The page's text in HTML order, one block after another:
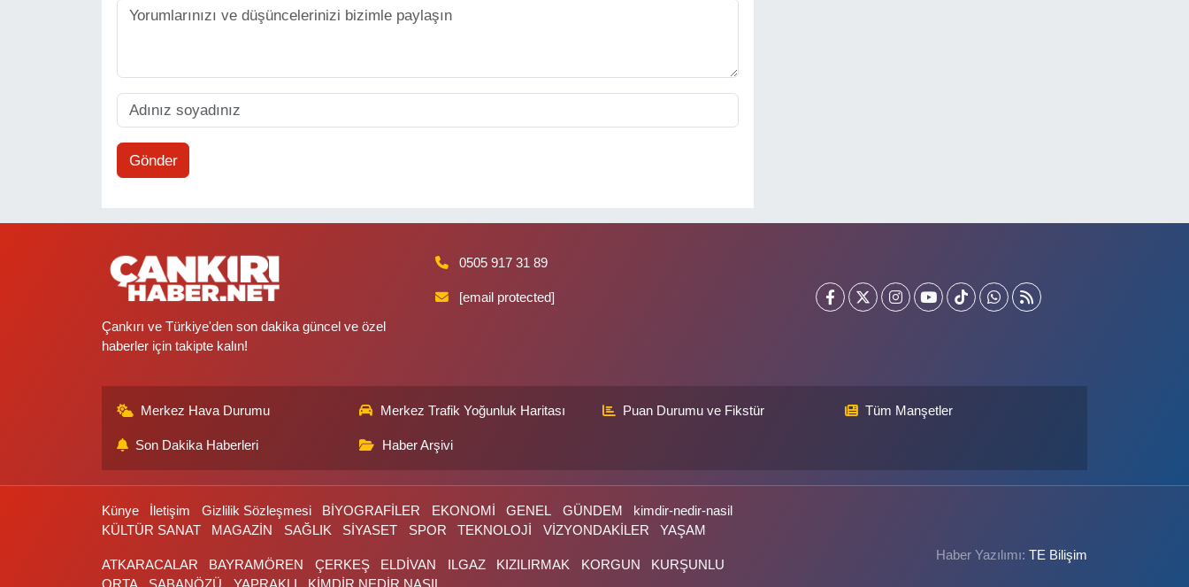
Gönder
Çankırı ve Türkiye'den son dakika güncel ve özel
haberler için takipte kalın!
0505 917 31 89
[email protected]
Merkez Hava Durumu Merkez Trafik Yoğunluk Haritası Puan Durumu ve Fikstür Tüm Manşetler
Son Dakika Haberleri Haber Arşivi
Künye İletişim Gizlilik Sözleşmesi BİYOGRAFİLER EKONOMİ GENEL GÜNDEM
kimdir-nedir-nasil
KÜLTÜR SANAT
MAGAZİN SAĞLIK SİYASET SPOR TEKNOLOJİ VİZYONDAKİLER YAŞAM
ATKARACALAR BAYRAMÖREN ÇERKEŞ ELDİVAN ILGAZ KIZILIRMAK KORGUN
KURŞUNLU
Haber Yazılımı:TE Bilişim